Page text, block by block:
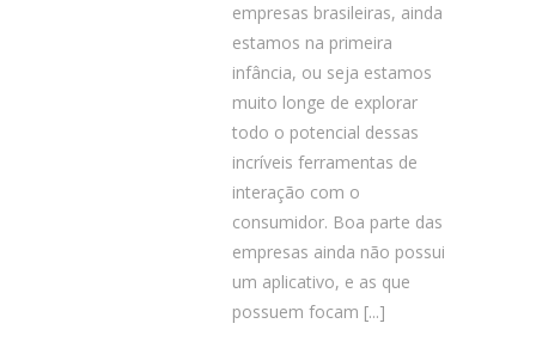
empresas brasileiras, ainda
estamos na primeira
infância, ou seja estamos
muito longe de explorar
todo o potencial dessas
incríveis ferramentas de
interação com o
consumidor. Boa parte das
empresas ainda não possui
um aplicativo, e as que
possuem focam [...]